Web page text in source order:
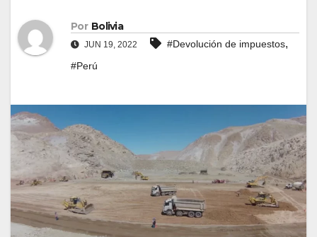
Por Bolivia
JUN 19, 2022 #Devolución de impuestos,
#Perú